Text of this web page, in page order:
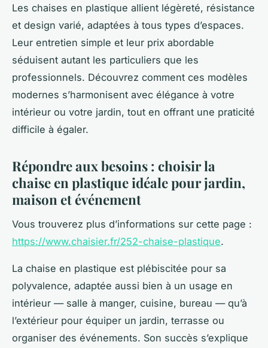
Les chaises en plastique allient légèreté, résistance
et design varié, adaptées à tous types d’espaces.
Leur entretien simple et leur prix abordable
séduisent autant les particuliers que les
professionnels. Découvrez comment ces modèles
modernes s’harmonisent avec élégance à votre
intérieur ou votre jardin, tout en offrant une praticité
difficile à égaler.
Répondre aux besoins : choisir la
chaise en plastique idéale pour jardin,
maison et événement
Vous trouverez plus d’informations sur cette page :
https://www.chaisier.fr/252-chaise-plastique.
La chaise en plastique est plébiscitée pour sa
polyvalence, adaptée aussi bien à un usage en
intérieur — salle à manger, cuisine, bureau — qu’à
l’extérieur pour équiper un jardin, terrasse ou
organiser des événements. Son succès s’explique